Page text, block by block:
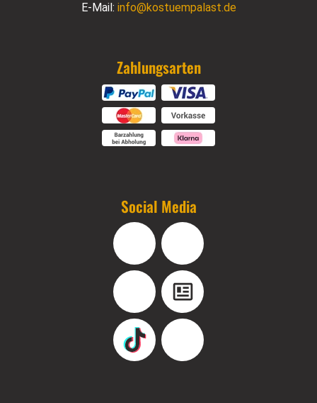
E-Mail: info@kostuempalast.de
Zahlungsarten
Social Media
Facebook Instagram
YouTube Blog
TikTok Pinterest